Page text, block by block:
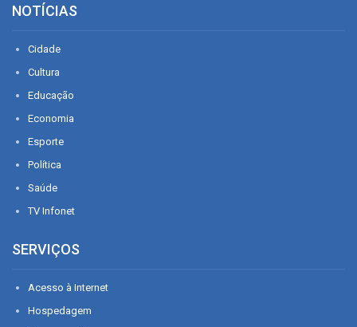
NOTÍCIAS
Cidade
Cultura
Educação
Economia
Esporte
Política
Saúde
TV Infonet
SERVIÇOS
Acesso à Internet
Hospedagem